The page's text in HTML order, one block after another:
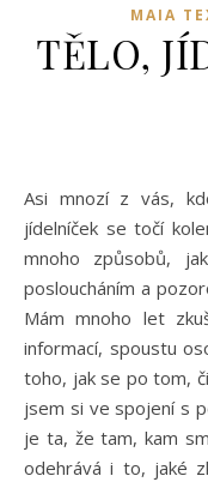
MAIA
TĚLO,
Asi mnozí z vás, kdo čtete tyto stránky víte, že můj
jídelníček se točí
mnoho způsobů,
posloucháním a
Mám mnoho let
informací, spoustu
toho, jak se po tom,
jsem si ve spojení s
je ta, že tam, kam
odehrává i to, jaké